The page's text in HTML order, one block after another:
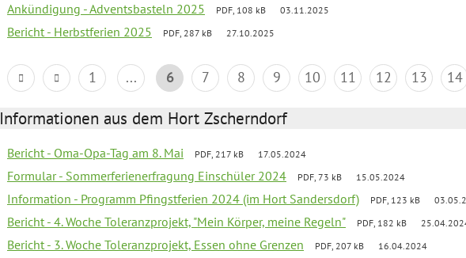
Ankündigung - Adventsbasteln 2025 PDF, 108 kB 03.11.2025
Bericht - Herbstferien 2025 PDF, 287 kB 27.10.2025
1 ... 6 7 8 9 10 11 12 13 14
Informationen aus dem Hort Zscherndorf
Bericht - Oma-Opa-Tag am 8. Mai PDF, 217 kB 17.05.2024
Formular - Sommerferienerfragung Einschüler 2024 PDF, 73 kB 15.05.2024
Information - Programm Pfingstferien 2024 (im Hort Sandersdorf) PDF, 123 kB
Bericht - 4. Woche Toleranzprojekt, "Mein Körper, meine Regeln" PDF, 182 kB
Bericht - 3. Woche Toleranzprojekt, Essen ohne Grenzen PDF, 207 kB 16.04.2024